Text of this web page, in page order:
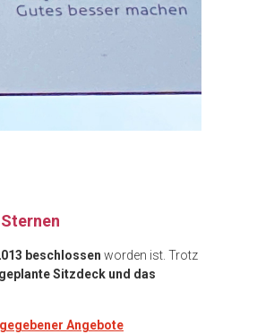
beschlossen worden ist. Trotz
Sitzdeck und das
Angebote